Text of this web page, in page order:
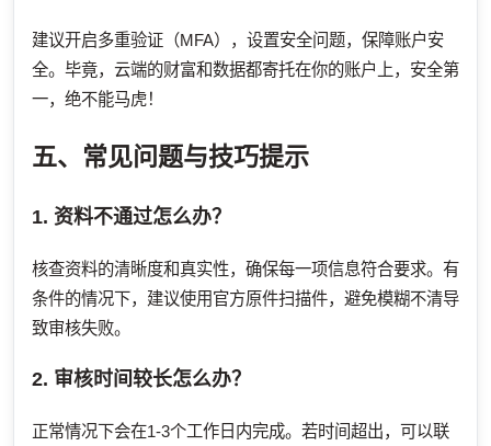
建议开启多重验证（MFA），设置安全问题，保障账户安
全。毕竟，云端的财富和数据都寄托在你的账户上，安全第
一，绝不能马虎！
五、常见问题与技巧提示
1. 资料不通过怎么办？
核查资料的清晰度和真实性，确保每一项信息符合要求。有
条件的情况下，建议使用官方原件扫描件，避免模糊不清导
致审核失败。
2. 审核时间较长怎么办？
正常情况下会在1-3个工作日内完成。若时间超出，可以联